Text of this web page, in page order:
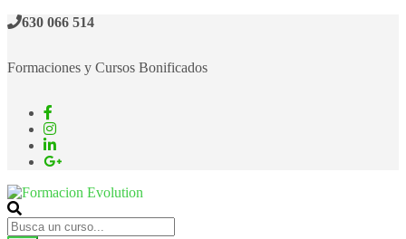
630 066 514
Formaciones y Cursos Bonificados
Formacion Evolution
Cursos de formación continua